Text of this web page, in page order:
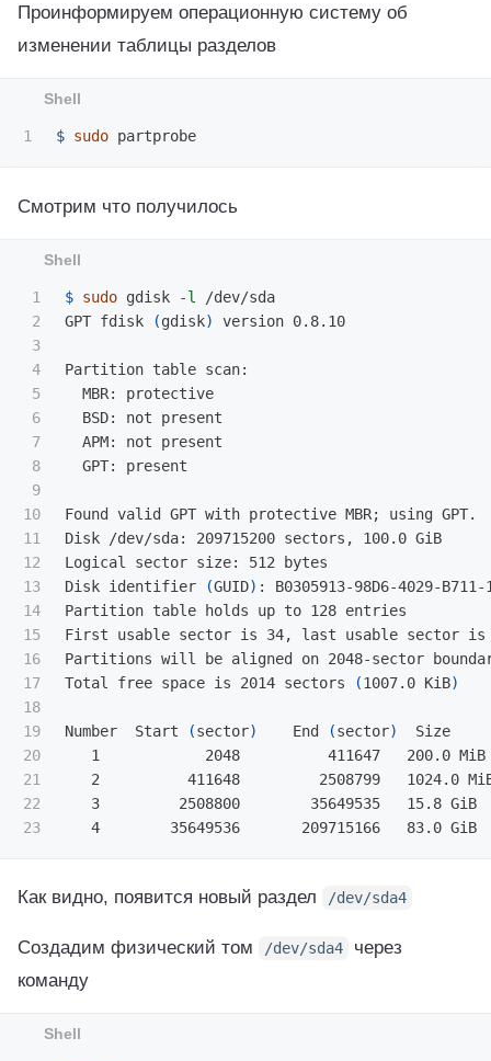
Проинформируем операционную систему об
изменении таблицы разделов
$ sudo
Смотрим что получилось
1
2
3
4
5
6
7
8
9
10
11
12
13
14
15
16
17
18
19
20
21
22
$ sudo gdisk -l
/dev/sda
GPT fdisk
(gdisk) version 0.8.10
Partition table scan:
  MBR: protective
  BSD: not present
  APM: not present
  GPT: present
Found valid GPT with protective MBR;
using GPT.
Disk /dev/sda: 209715200 sectors, 100.0 GiB
Logical sector size: 512 bytes
Disk identifier
(GUID) : B0305913-98D6-4029-B711-
Partition table holds up to 128 entries
First usable sector is 34, last usable sector is
Partitions will be aligned on 2048-sector
Total free space is 2014 sectors
(1007.0 KiB)
Number  Start (sector)
    End
(sector)
Size
1            2048          411647   200.0
2          411648         2508799   1024.0
3         2508800        35649535   15.8 GiB
Как видно, появится новый раздел /dev/sda4
Создадим физический том /dev/sda4
через
команду